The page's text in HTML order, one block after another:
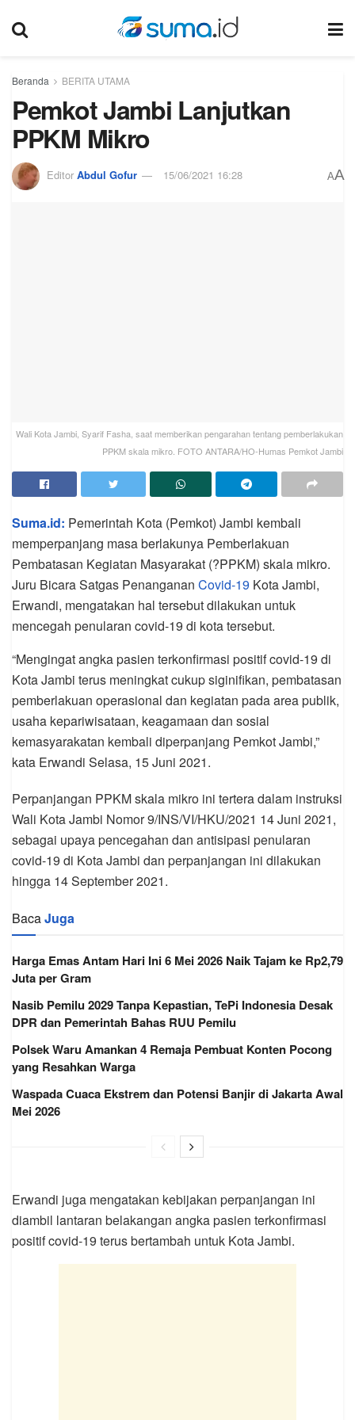
Beranda BERITA UTAMA
Pemkot Jambi Lanjutkan
PPKM Mikro
Editor Abdul Gofur 15/06/2021 16:28 AA
Wali Kota Jambi, Syarif Fasha, saat memberikan pengarahan tentang pemberlakukan
PPKM skala mikro. FOTO ANTARA/HO-Humas Pemkot Jambi
Suma.id: Pemerintah Kota (Pemkot) Jambi kembali
memperpanjang masa berlakunya Pemberlakuan
Pembatasan Kegiatan Masyarakat (?PPKM) skala mikro.
Juru Bicara Satgas Penanganan Covid-19 Kota Jambi,
Erwandi, mengatakan hal tersebut dilakukan untuk
mencegah penularan covid-19 di kota tersebut.
“Mengingat angka pasien terkonfirmasi positif covid-19 di
Kota Jambi terus meningkat cukup siginifikan, pembatasan
pemberlakuan operasional dan kegiatan pada area publik,
usaha kepariwisataan, keagamaan dan sosial
kemasyarakatan kembali diperpanjang Pemkot Jambi,”
kata Erwandi Selasa, 15 Juni 2021.
Perpanjangan PPKM skala mikro ini tertera dalam instruksi
Wali Kota Jambi Nomor 9/INS/VI/HKU/2021 14 Juni 2021,
sebagai upaya pencegahan dan antisipasi penularan
covid-19 di Kota Jambi dan perpanjangan ini dilakukan
hingga 14 September 2021.
BacaJuga
Harga Emas Antam Hari Ini 6 Mei 2026 Naik Tajam ke Rp2,79
Juta per Gram
Nasib Pemilu 2029 Tanpa Kepastian, TePi Indonesia Desak
DPR dan Pemerintah Bahas RUU Pemilu
Polsek Waru Amankan 4 Remaja Pembuat Konten Pocong
yang Resahkan Warga
Waspada Cuaca Ekstrem dan Potensi Banjir di Jakarta Awal
Mei 2026
Erwandi juga mengatakan kebijakan perpanjangan ini
diambil lantaran belakangan angka pasien terkonfirmasi
positif covid-19 terus bertambah untuk Kota Jambi.